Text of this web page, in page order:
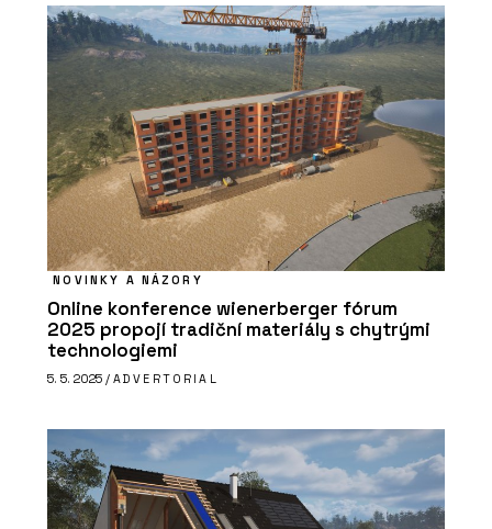
NOVINKY A NÁZORY
Online konference wienerberger fórum
2025 propojí tradiční materiály s chytrými
technologiemi
5. 5. 2025 / ADVERTORIAL